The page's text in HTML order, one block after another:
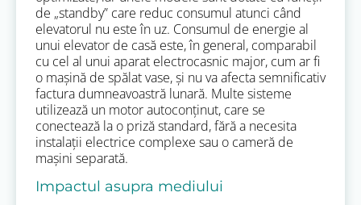
de „standby” care reduc consumul atunci când
elevatorul nu este în uz. Consumul de energie al
unui elevator de casă este, în general, comparabil
cu cel al unui aparat electrocasnic major, cum ar fi
o mașină de spălat vase, și nu va afecta semnificativ
factura dumneavoastră lunară. Multe sisteme
utilizează un motor autoconținut, care se
conectează la o priză standard, fără a necesita
instalații electrice complexe sau o cameră de
mașini separată.
Impactul asupra mediului